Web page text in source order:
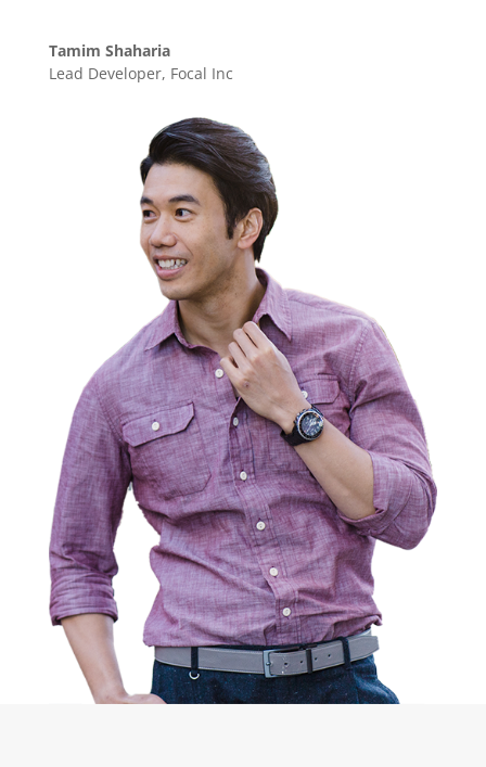
Tamim Shaharia
Lead Developer, Focal Inc